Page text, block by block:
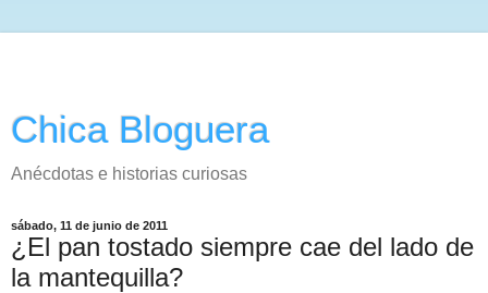
Chica Bloguera
Anécdotas e historias curiosas
sábado, 11 de junio de 2011
¿El pan tostado siempre cae del lado de
la mantequilla?